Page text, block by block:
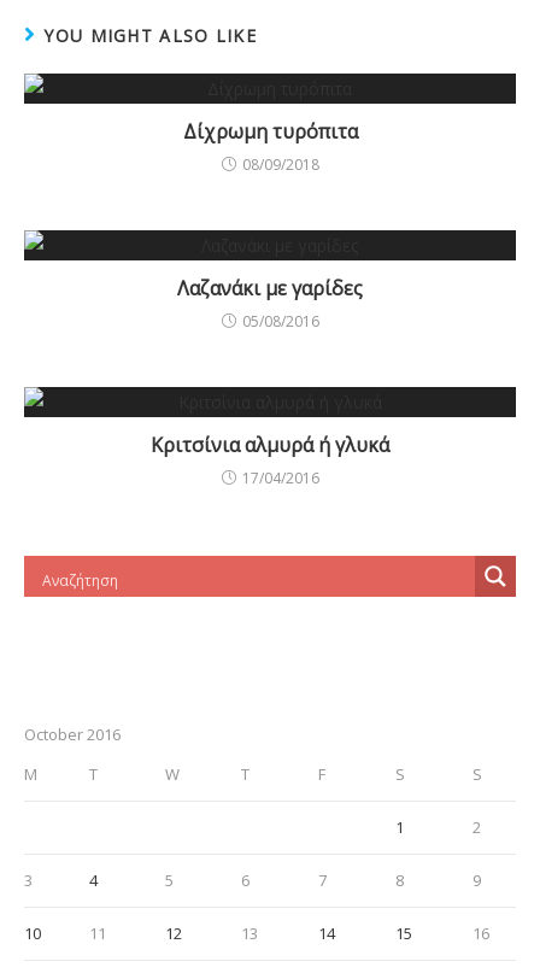
YOU MIGHT ALSO LIKE
Δίχρωμη τυρόπιτα
08/09/2018
Λαζανάκι με γαρίδες
05/08/2016
Κριτσίνια αλμυρά ή γλυκά
17/04/2016
October 2016
M
T W T F S S
1 2
3 4 5 6 7 8 9
10 11 12 13 14 15 16